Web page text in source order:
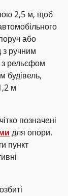
2,5 м, щоб
або
з ручним
з рельєфом
будівель,
м
позначені
для опори.
пункт